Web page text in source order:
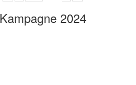
Kampagne 2024